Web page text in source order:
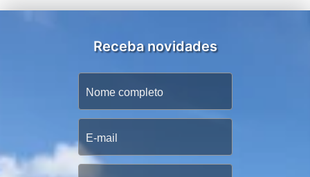
Receba novidades